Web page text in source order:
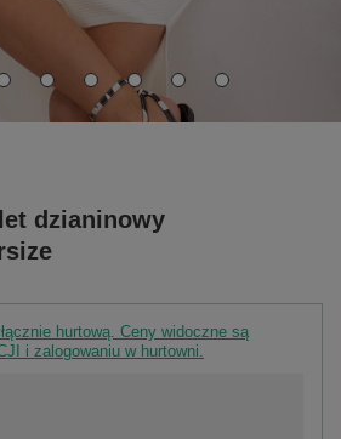
dzianinowy
hurtową. Ceny widoczne są
i zalogowaniu w hurtowni.